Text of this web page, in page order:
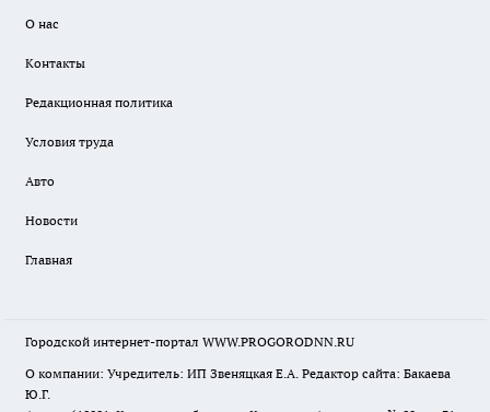
О нас
Контакты
Редакционная политика
Условия труда
Авто
Новости
Главная
Городской интернет-портал WWW.PROGORODNN.RU
О компании: Учредитель: ИП Звеняцкая Е.А. Редактор сайта: Бакаева
Ю.Г.